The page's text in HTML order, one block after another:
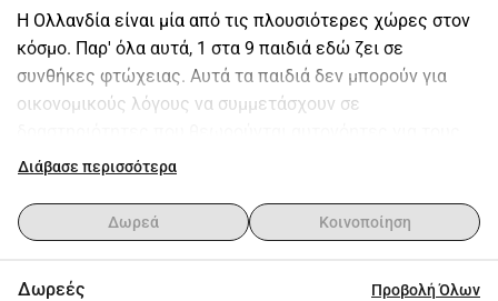
Η Ολλανδία είναι μία από τις πλουσιότερες χώρες στον
κόσμο. Παρ' όλα αυτά, 1 στα 9 παιδιά εδώ ζει σε
συνθήκες φτώχειας. Αυτά τα παιδιά δεν μπορούν για
οικονομικούς λόγους να συμμετάσχουν σε
συνομήλικούς τους, όπως ένα πάρτι γενεθλίων ή μια
Συνήθως παρακολουθούν από την άκρη.
Εμείς, ως φοιτητές Κοινωνικής Εργασίας στο Saxion,
Διάβασε περισσότερα
Δωρεά Κοινοποίηση
Δωρεές Προβολή Όλων